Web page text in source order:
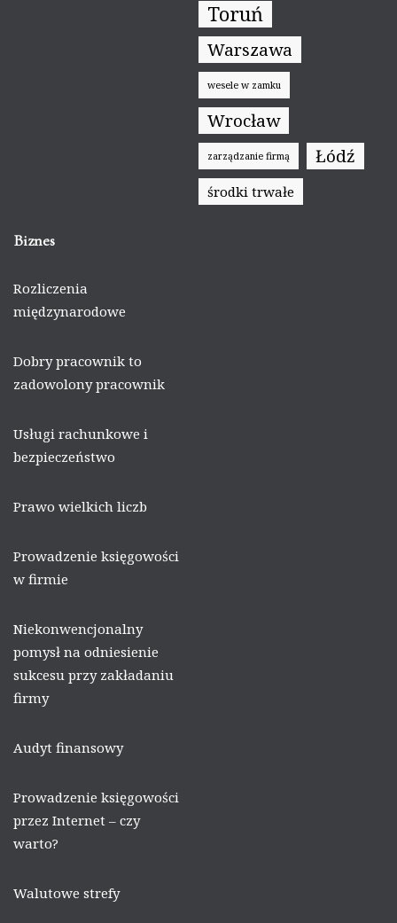
Toruń
Warszawa
wesele w zamku
Wrocław
zarządzanie firmą Łódź
środki trwałe
Biznes
Rozliczenia
międzynarodowe
Dobry pracownik to
zadowolony pracownik
Usługi rachunkowe i
bezpieczeństwo
Prawo wielkich liczb
Prowadzenie księgowości
w firmie
Niekonwencjonalny
pomysł na odniesienie
sukcesu przy zakładaniu
firmy
Audyt finansowy
Prowadzenie księgowości
przez Internet – czy
warto?
Walutowe strefy